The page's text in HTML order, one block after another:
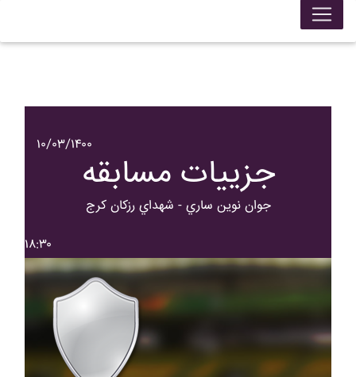
۱۰/۰۳/۱۴۰۰
جزییات مسابقه
جوان نوين ساري - شهداي رزکان کرج
۱۸:۳۰